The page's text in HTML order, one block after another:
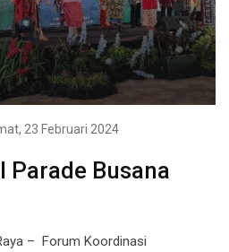
23 Februari 2024
Parade Busana
– Forum Koordinasi